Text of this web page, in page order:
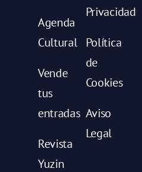
Agenda
Cultural
Vende
tus
entradas
Revista
Yuzin
Privacidad
Política
de
Cookies
Aviso
Legal